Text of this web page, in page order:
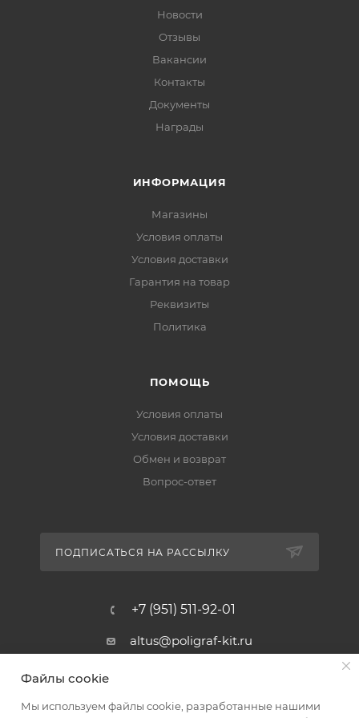
Новости
Отзывы
Вакансии
Контакты
Документы
Награды
ИНФОРМАЦИЯ
Магазины
Условия оплаты
Условия доставки
Гарантия на товар
Реквизиты
Политика
ПОМОЩЬ
Условия оплаты
Условия доставки
Обмен и возврат
Вопрос-ответ
ПОДПИСАТЬСЯ НА РАССЫЛКУ
+7 (951) 511-92-01
altus@poligraf-kit.ru
Магазин-склад ТЦ "Альтус"
пос. Янтарный, Малое Зеленое
Файлы cookie
Мы используем файлы cookie, разработанные нашими